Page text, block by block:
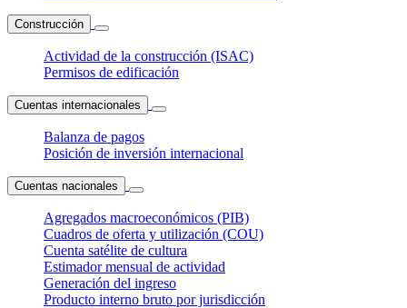
Construcción
Actividad de la construcción (ISAC)
Permisos de edificación
Cuentas internacionales
Balanza de pagos
Posición de inversión internacional
Cuentas nacionales
Agregados macroeconómicos (PIB)
Cuadros de oferta y utilización (COU)
Cuenta satélite de cultura
Estimador mensual de actividad
Generación del ingreso
Producto interno bruto por jurisdicción